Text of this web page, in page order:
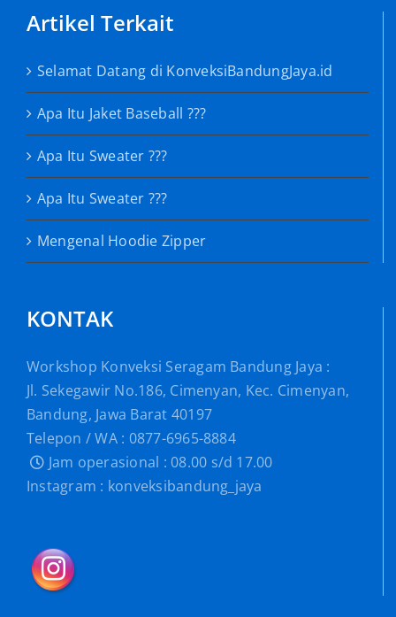
Artikel Terkait
Selamat Datang di KonveksiBandungJaya.id
Apa Itu Jaket Baseball ???
Apa Itu Sweater ???
Apa Itu Sweater ???
Mengenal Hoodie Zipper
KONTAK
Workshop Konveksi Seragam Bandung Jaya :
Jl. Sekegawir No.186, Cimenyan, Kec. Cimenyan,
Bandung, Jawa Barat 40197
Telepon / WA : 0877-6965-8884
Jam operasional : 08.00 s/d 17.00
Instagram : konveksibandung_jaya